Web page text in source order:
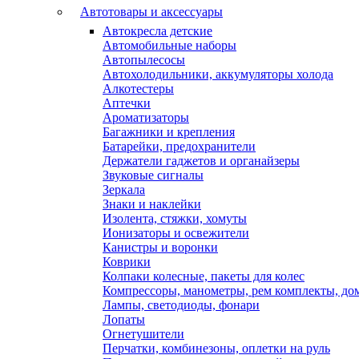
Автотовары и аксессуары
Автокресла детские
Автомобильные наборы
Автопылесосы
Автохолодильники, аккумуляторы холода
Алкотестеры
Аптечки
Ароматизаторы
Багажники и крепления
Батарейки, предохранители
Держатели гаджетов и органайзеры
Звуковые сигналы
Зеркала
Знаки и наклейки
Изолента, стяжки, хомуты
Ионизаторы и освежители
Канистры и воронки
Коврики
Колпаки колесные, пакеты для колес
Компрессоры, манометры, рем комплекты,
Лампы, светодиоды, фонари
Лопаты
Огнетушители
Перчатки, комбинезоны, оплетки на руль